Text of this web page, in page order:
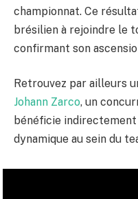
championnat. Ce
brésilien à rejoindre le
confirmant son
Retrouvez par ailleurs
Johann Zarco, un
bénéficie
dynamique au sein du